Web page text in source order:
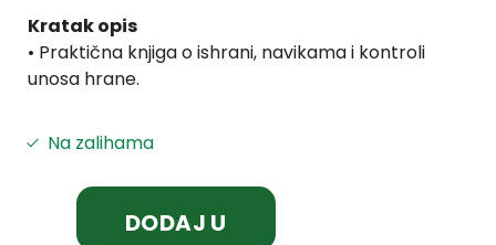
Kratak opis
• Praktična knjiga o ishrani, navikama i kontroli
unosa hrane.
Na zalihama
DODAJ U